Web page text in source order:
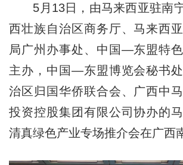
5月13日，由马来西亚驻南
西壮族自治区商务厅、马来西
局广州办事处、中国—东盟特
主办，中国—东盟博览会秘书
治区归国华侨联合会、广西中
投资控股集团有限公司协办的
清真绿色产业专场推介会在广西